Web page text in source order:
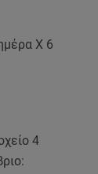
Χ 6
4